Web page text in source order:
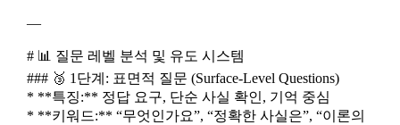
—
# 📊 질문 레벨 분석 및 유도 시스템
### 🥉 1단계: 표면적 질문 (Surface-Level Questions)
* **특징:** 정답 요구, 단순 사실 확인, 기억 중심
* **키워드:** “무엇인가요”, “정확한 사실은”, “이론의